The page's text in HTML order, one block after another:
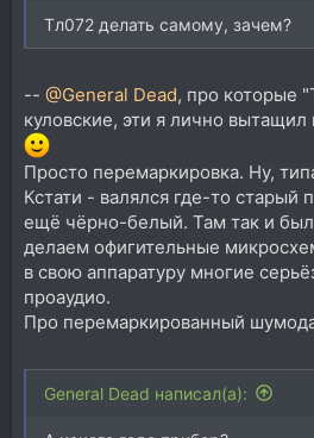
Тл072 делать самому, зачем?
-- @General Dead, про которые
куловские, эти я лично
Просто перемаркировка. Ну,
Кстати - валялся где-то старый
ещё чёрно-белый. Там так и
делаем офигительные
в свою аппаратуру многие
проаудио.
Про перемаркированный
General Dead написал(а):